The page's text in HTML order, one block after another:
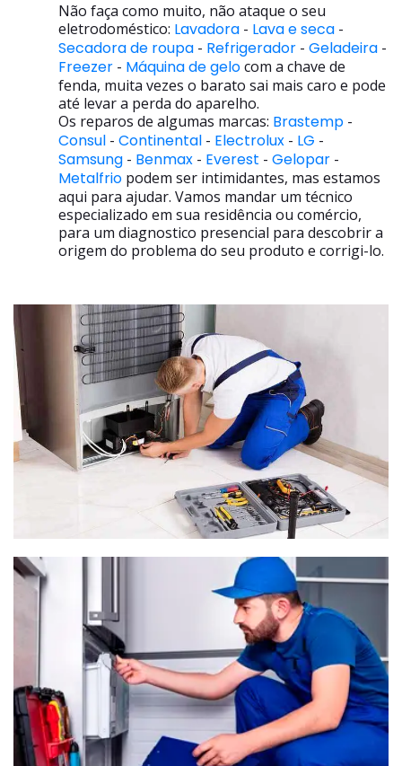
Não faça como muito, não ataque o seu
eletrodoméstico: Lavadora - Lava e seca -
Secadora de roupa - Refrigerador - Geladeira -
Freezer - Máquina de gelocom a chave de
fenda, muita vezes o barato sai mais caro e pode
até levar a perda do aparelho.
Os reparos de algumas marcas: Brastemp -
Consul - Continental - Electrolux - LG -
Samsung - Benmax - Everest - Gelopar -
Metalfrio podem ser intimidantes, mas estamos
aqui para ajudar. Vamos mandar um técnico
especializado em sua residência ou comércio,
para um diagnostico presencial para descobrir a
origem do problema do seu produto e corrigi-lo.